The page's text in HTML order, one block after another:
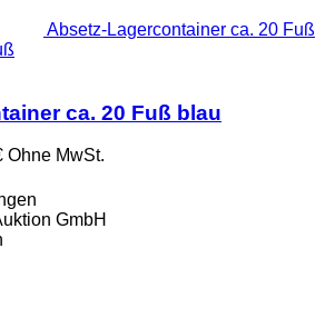
Absetz-Lagercontainer ca. 20 Fuß
ca. 20 Fuß blau
Ohne MwSt.
GmbH